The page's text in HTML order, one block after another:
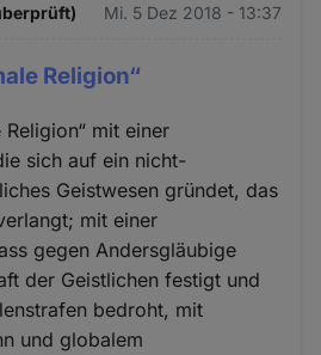
Mi. 5 Dez 2018 - 13:37
Religion“
mit einer
sich auf ein nicht-
Geistwesen gründet, das
mit einer
gegen Andersgläubige
der Geistlichen festigt und
bedroht, mit
und globalem